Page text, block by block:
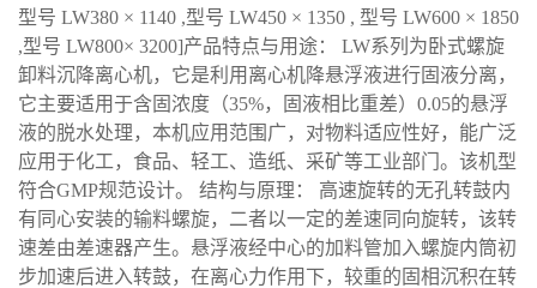
型号 LW380 × 1140 ,型号 LW450 × 1350 , 型号 LW600 × 1850
,型号 LW800× 3200]产品特点与用途： LW系列为卧式螺旋
卸料沉降离心机，它是利用离心机降悬浮液进行固液分离，
它主要适用于含固浓度（35%，固液相比重差）0.05的悬浮
液的脱水处理，本机应用范围广，对物料适应性好，能广泛
应用于化工，食品、轻工、造纸、采矿等工业部门。该机型
符合GMP规范设计。 结构与原理： 高速旋转的无孔转鼓内
有同心安装的输料螺旋，二者以一定的差速同向旋转，该转
速差由差速器产生。悬浮液经中心的加料管加入螺旋内筒初
步加速后进入转鼓，在离心力作用下，较重的固相沉积在转